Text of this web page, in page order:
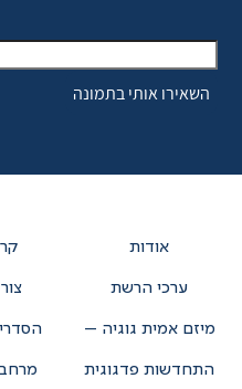
אודות
ערכי הרשת
מיזם אמית גוגיה –
התחדשות פדגוגית